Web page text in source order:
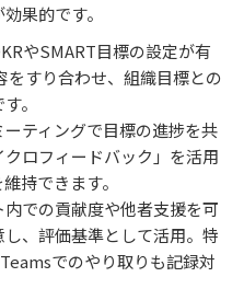
果的です。
やSMART目標の設定が有
をすり合わせ、組織目標との
。
ーティングで目標の進捗を共
ロフィードバック」を活用
持できます。
内での貢献度や他者支援を可
、評価基準として活用。特
でのやり取りも記録対